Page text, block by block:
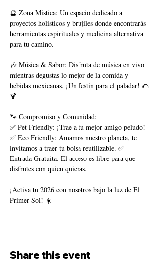
🔮 Zona Mística: Un espacio dedicado a
proyectos holísticos y brujiles donde encontrarás
herramientas espirituales y medicina alternativa
para tu camino.
🎶 Música & Sabor: Disfruta de música en vivo
mientras degustas lo mejor de la comida y
bebidas mexicanas. ¡Un festín para el paladar! 🌮
🍹
🐾 Compromiso y Comunidad:
✅ Pet Friendly: ¡Trae a tu mejor amigo peludo!
✅ Eco Friendly: Amamos nuestro planeta, te
invitamos a traer tu bolsa reutilizable. ✅
Entrada Gratuita: El acceso es libre para que
disfrutes con quien quieras.
¡Activa tu 2026 con nosotros bajo la luz de El
Primer Sol! ☀️
Share this event